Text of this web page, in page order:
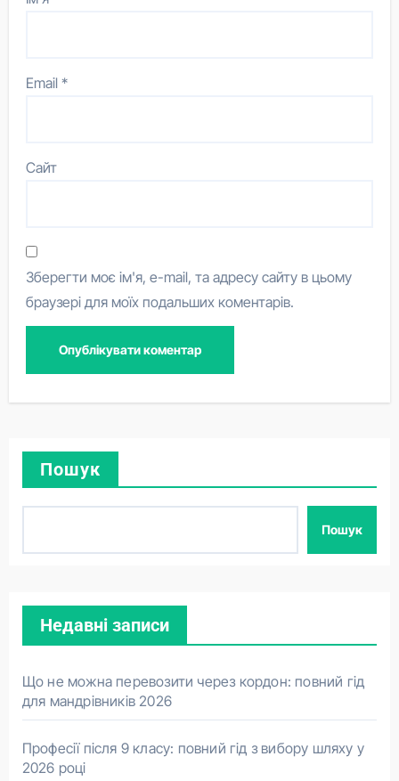
Email*
Сайт
Зберегти моє ім'я, e-mail, та адресу сайту в цьому
браузері для моїх подальших коментарів.
Пошук
Пошук
Недавні записи
Що не можна перевозити через кордон: повний гід
для мандрівників 2026
Професії після 9 класу: повний гід з вибору шляху у
2026 році